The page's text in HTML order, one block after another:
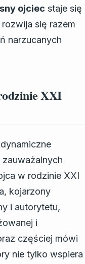
ojciec staje się
się razem
narzucanych
XXI
zauważalnych
w rodzinie XXI
kojarzony
i autorytetu,
i
częściej mówi
nie tylko wspiera